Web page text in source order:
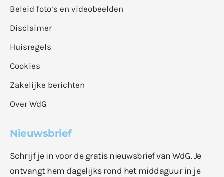
Beleid foto’s en videobeelden
Disclaimer
Huisregels
Cookies
Zakelijke berichten
Over WdG
Nieuwsbrief
Schrijf je in voor de gratis nieuwsbrief van WdG. Je
ontvangt hem dagelijks rond het middaguur in je